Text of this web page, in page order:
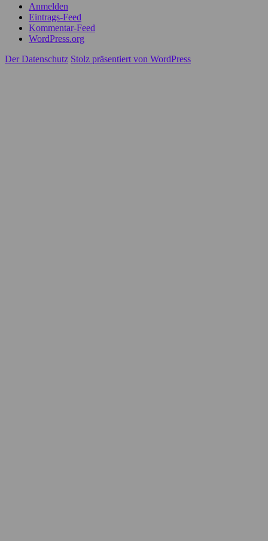
Anmelden
Eintrags-Feed
Kommentar-Feed
WordPress.org
Der Datenschutz Stolz präsentiert von WordPress